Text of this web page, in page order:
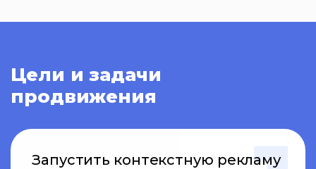
Цели и задачи
продвижения
Запустить контекстную рекламу